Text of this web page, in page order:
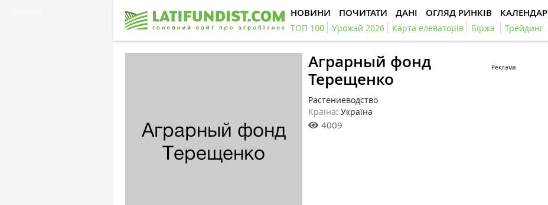
НОВИНИ ПОЧИТАТИ ДАНІ ОГЛЯД РИНКІВ КАЛЕНДАР
ТОП 100 Урожай 2026 Карта елеваторів Біржа Трейдинг
Аграрный фонд
Терещенко
Растениеводство
Країна: Україна
4009
Реклама